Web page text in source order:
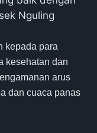
Nguling
kepada para
kesehatan dan
arus
dan cuaca panas